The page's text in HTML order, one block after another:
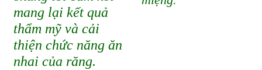
mang lại kết quả
thẩm mỹ và cải
thiện chức năng ăn
nhai của răng.